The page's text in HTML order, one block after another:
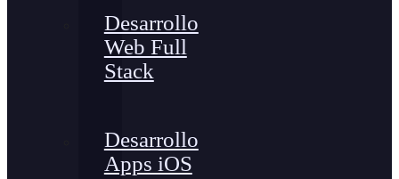
Desarrollo
Web Full
Stack
Desarrollo
Apps iOS